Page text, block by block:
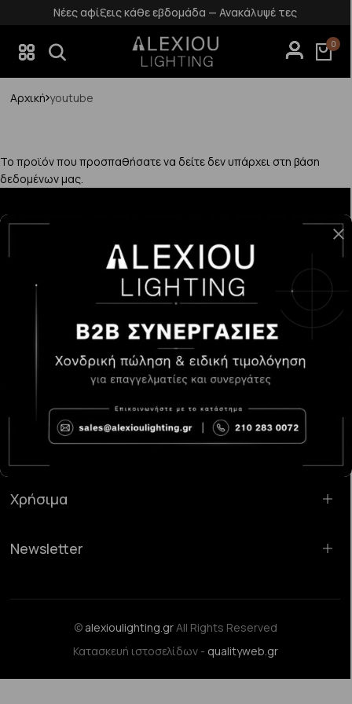
Νέες αφίξεις κάθε εβδομάδα — Ανακάλυψέ τες
0
Αρχική youtube
Το προϊόν που προσπαθήσατε να δείτε δεν υπάρχει στη βάση
δεδομένων μας.
Κατάστημα Χαλάνδρι:Σαρανταπόρου 55, 15232, Χαλάνδρι
sales@alexioulighting.gr
210 283 0072
6983123181
Χρήσιμα
Newsletter
© alexioulighting.grAll Rights Reserved
Κατασκευή ιστοσελίδων - qualityweb.gr